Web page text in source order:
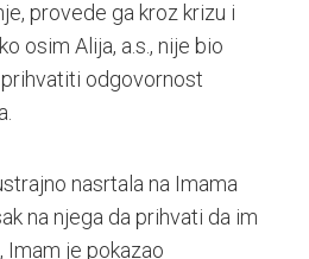
provede ga kroz krizu i
osim Alija, a.s., nije bio
odgovornost
nasrtala na Imama
na njega da prihvati da im
Imam je pokazao